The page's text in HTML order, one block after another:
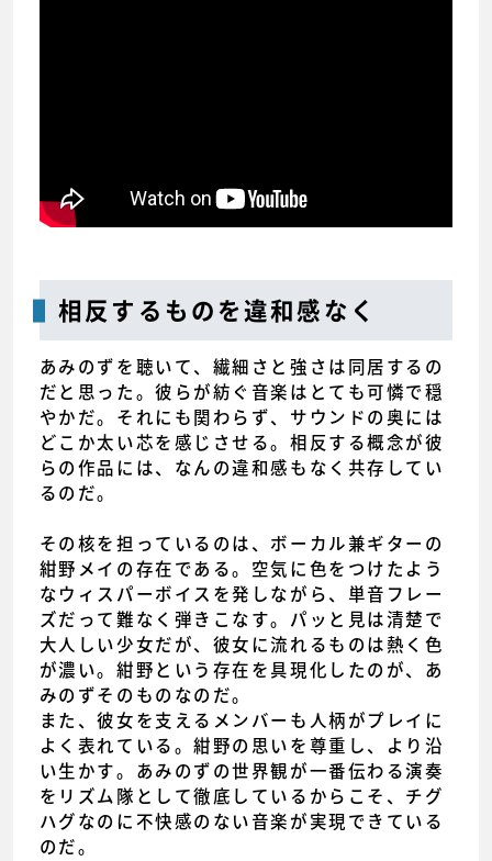
相反するものを違和感なく
あみのずを聴いて、繊細さと強さは同居するの
だと思った。彼らが紡ぐ音楽はとても可憐で穏
やかだ。それにも関わらず、サウンドの奥には
どこか太い芯を感じさせる。相反する概念が彼
らの作品には、なんの違和感もなく共存してい
るのだ。
その核を担っているのは、ボーカル兼ギターの
紺野メイの存在である。空気に色をつけたよう
なウィスパーボイスを発しながら、単音フレー
ズだって難なく弾きこなす。パッと見は清楚で
大人しい少女だが、彼女に流れるものは熱く色
が濃い。紺野という存在を具現化したのが、あ
みのずそのものなのだ。
また、彼女を支えるメンバーも人柄がプレイに
よく表れている。紺野の思いを尊重し、より沿
い生かす。あみのずの世界観が一番伝わる演奏
をリズム隊として徹底しているからこそ、チグ
ハグなのに不快感のない音楽が実現できている
のだ。